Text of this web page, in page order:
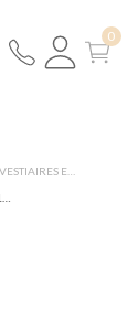
PARAVENTS, CLOISONS, VESTIAIRES ET MAQUILLAGE